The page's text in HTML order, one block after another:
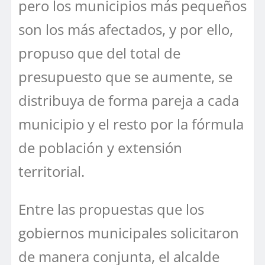
pero los municipios más pequeños
son los más afectados, y por ello,
propuso que del total de
presupuesto que se aumente, se
distribuya de forma pareja a cada
municipio y el resto por la fórmula
de población y extensión
territorial.
Entre las propuestas que los
gobiernos municipales solicitaron
de manera conjunta, el alcalde